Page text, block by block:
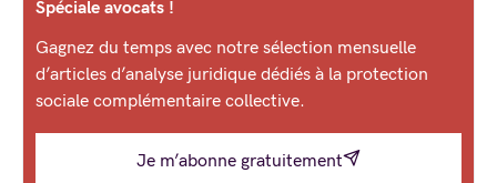
Spéciale avocats !
Gagnez du temps avec notre sélection mensuelle
d’articles d’analyse juridique dédiés à la protection
sociale complémentaire collective.
Je m’abonne gratuitement